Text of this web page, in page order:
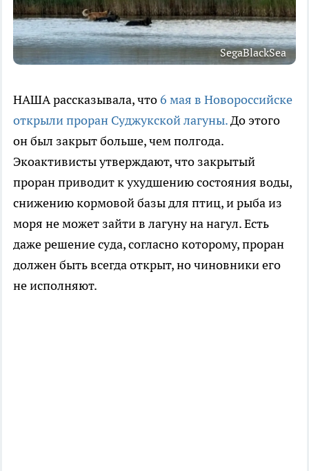
SegaBlackSea
НАША рассказывала, что 6 мая в Новороссийске
открыли проран Суджукской лагуны.До этого
он был закрыт больше, чем полгода.
Экоактивисты утверждают, что закрытый
проран приводит к ухудшению состояния воды,
снижению кормовой базы для птиц, и рыба из
моря не может зайти в лагуну на нагул. Есть
даже решение суда, согласно которому, проран
должен быть всегда открыт, но чиновники его
не исполняют.